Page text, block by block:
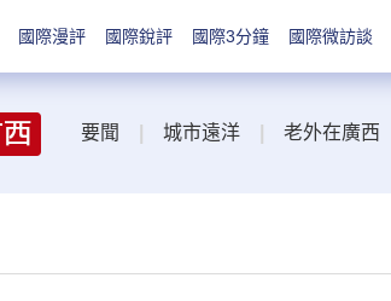
國際漫評 國際銳評 國際3分鐘 國際微訪談
要聞 城市遠洋 老外在廣西